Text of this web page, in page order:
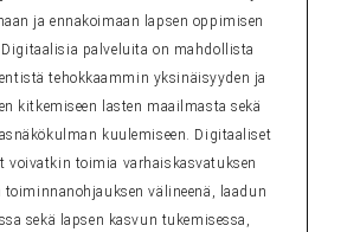
ja ennakoimaan lapsen oppimisen
palveluita on mahdollista
tehokkaammin yksinäisyyden ja
kitkemiseen lasten maailmasta sekä
kuulemiseen. Digitaaliset
voivatkin toimia varhaiskasvatuksen
toiminnanohjauksen välineenä, laadun
sekä lapsen kasvun tukemisessa,